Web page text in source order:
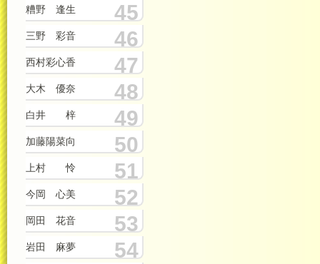
糟野 逢生 45
三野 彩音 46
西村彩心香 47
大木 優奈 48
白井 梓 49
加藤陽菜向 50
上村 怜 51
今岡 心美 52
岡田 花音 53
岩田 麻夢 54